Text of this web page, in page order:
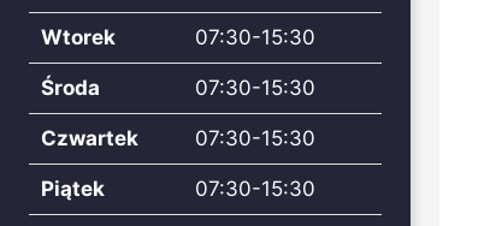
Wtorek 07:30-15:30
Środa 07:30-15:30
Czwartek 07:30-15:30
Piątek 07:30-15:30